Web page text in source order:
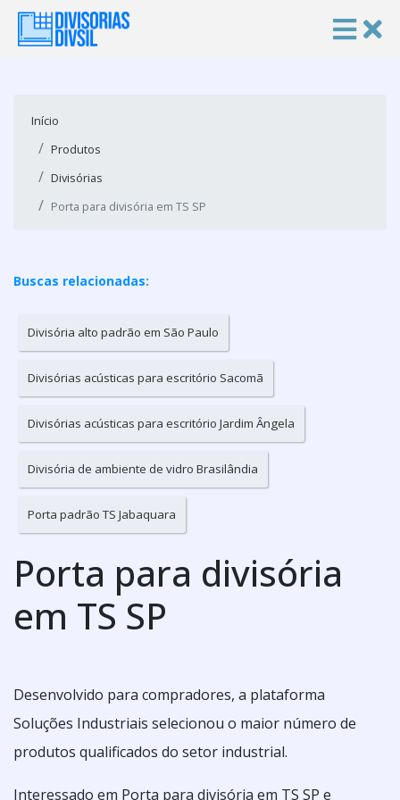
Início
Produtos
Divisórias
Porta para divisória em TS SP
Buscas relacionadas:
Divisória alto padrão em São Paulo
Divisórias acústicas para escritório Sacomã
Divisórias acústicas para escritório Jardim Ângela
Divisória de ambiente de vidro Brasilândia
Porta padrão TS Jabaquara
Porta para divisória
em TS SP
Desenvolvido para compradores, a plataforma
Soluções Industriais selecionou o maior número de
produtos qualificados do setor industrial.
Interessado em Porta para divisória em TS SP e